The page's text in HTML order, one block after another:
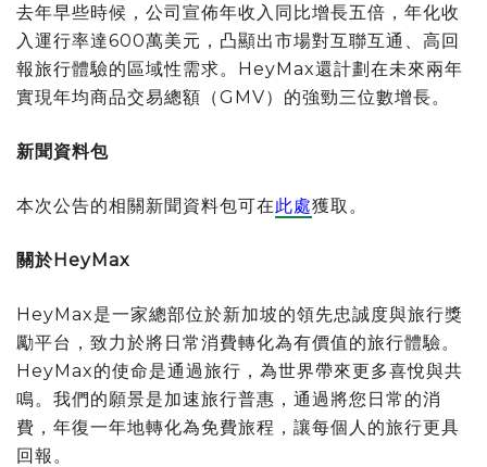
去年早些時候，公司宣佈年收入同比增長五倍，年化收
入運行率達600萬美元，凸顯出市場對互聯互通、高回
報旅行體驗的區域性需求。HeyMax還計劃在未來兩年
實現年均商品交易總額（GMV）的強勁三位數增長。
新聞資料包
本次公告的相關新聞資料包可在此處獲取。
關於HeyMax
HeyMax是一家總部位於新加坡的領先忠誠度與旅行獎
勵平台，致力於將日常消費轉化為有價值的旅行體驗。
HeyMax的使命是通過旅行，為世界帶來更多喜悅與共
鳴。我們的願景是加速旅行普惠，通過將您日常的消
費，年復一年地轉化為免費旅程，讓每個人的旅行更具
回報。